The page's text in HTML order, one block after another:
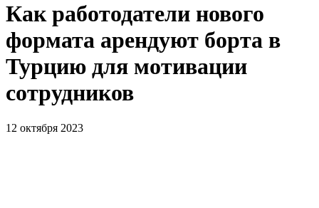
Как работодатели нового
формата арендуют борта в
Турцию для мотивации
сотрудников
12 октября 2023